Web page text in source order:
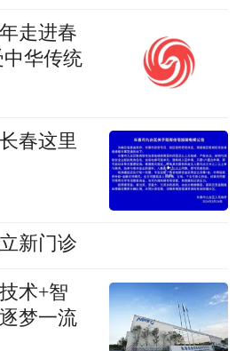
走进春
春这里
新门诊
术+智
梦一流